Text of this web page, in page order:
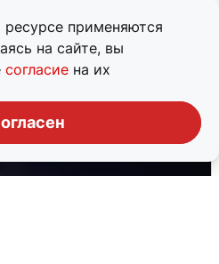
применяются
на сайте, вы
согласие на их
угроза БПЛА